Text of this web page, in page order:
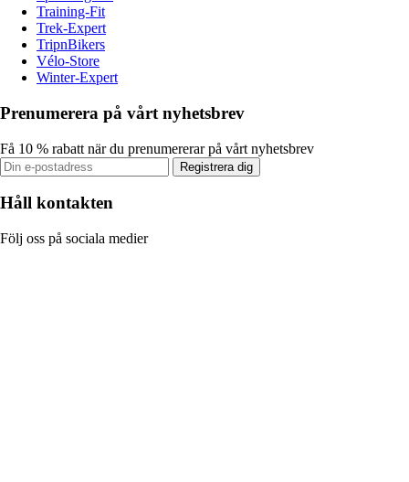
Training-Fit
Trek-Expert
TripnBikers
Vélo-Store
Winter-Expert
Prenumerera på vårt nyhetsbrev
Få 10 % rabatt när du prenumererar på vårt nyhetsbrev
Registrera dig
Håll kontakten
Följ oss på sociala medier